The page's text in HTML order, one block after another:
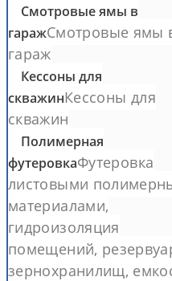
Смотровые ямы в
гаражСмотровые ямы
гараж
Кессоны для
скважинКессоны для
скважин
Полимерная
футеровкаФутеровка
листовыми
материалами,
гидроизоляция
помещений,
зернохранилищ,